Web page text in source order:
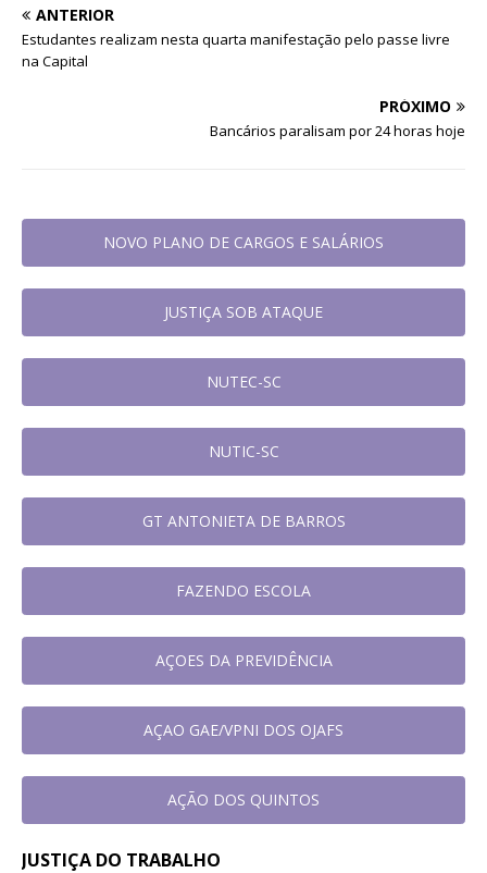
ANTERIOR
Estudantes realizam nesta quarta manifestação pelo passe livre
na Capital
PRÓXIMO
Bancários paralisam por 24 horas hoje
NOVO PLANO DE CARGOS E SALÁRIOS
JUSTIÇA SOB ATAQUE
NUTEC-SC
NUTIC-SC
GT ANTONIETA DE BARROS
FAZENDO ESCOLA
AÇOES DA PREVIDÊNCIA
AÇAO GAE/VPNI DOS OJAFS
AÇÃO DOS QUINTOS
JUSTIÇA DO TRABALHO